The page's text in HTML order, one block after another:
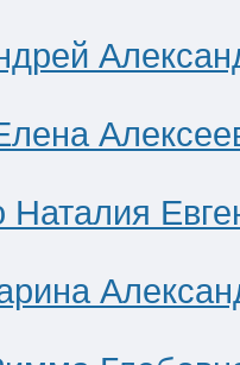
Наталия